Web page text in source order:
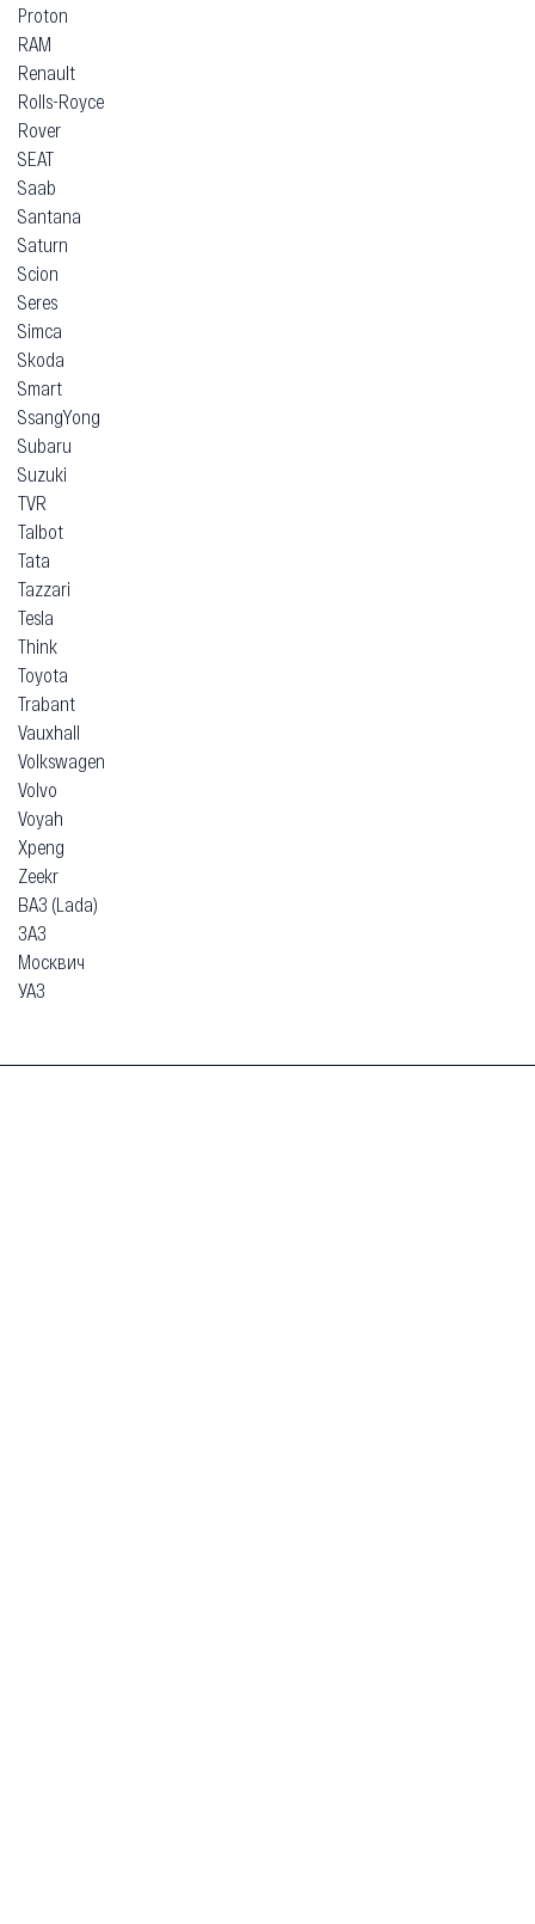
Proton
RAM
Renault
Rolls-Royce
Rover
SEAT
Saab
Santana
Saturn
Scion
Seres
Simca
Skoda
Smart
SsangYong
Subaru
Suzuki
TVR
Talbot
Tata
Tazzari
Tesla
Think
Toyota
Trabant
Vauxhall
Volkswagen
Volvo
Voyah
Xpeng
Zeekr
ВАЗ (Lada)
ЗАЗ
Москвич
УАЗ